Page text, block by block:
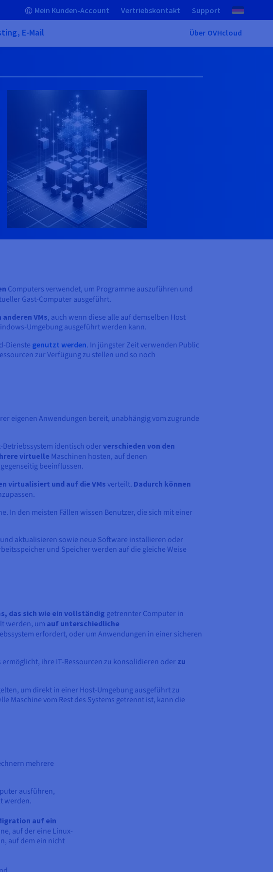
Mein Kunden-Account Vertriebskontakt Support
E-Mail Über OVHcloud
Computers verwendet, um Programme auszuführen und
Gast-Computer ausgeführt.
VMs, auch wenn diese alle auf demselben Host
Umgebung ausgeführt werden kann.
Dienste genutzt werden. In jüngster Zeit verwenden Public
zur Verfügung zu stellen und so noch
eigenen Anwendungen bereit, unabhängig vom zugrunde
Betriebssystem identisch oderverschieden von den
virtuelle Maschinen hosten, auf denen
beeinflussen.
virtualisiert und auf die VMs verteilt. Dadurch können
In den meisten Fällen wissen Benutzer, die sich mit einer
aktualisieren sowie neue Software installieren oder
und Speicher werden auf die gleiche Weise
das sich wie ein vollständig getrennter Computer in
werden, um auf unterschiedliche
erfordert, oder um Anwendungen in einer sicheren
ermöglicht, ihre IT-Ressourcen zu konsolidieren oderzu
um direkt in einer Host-Umgebung ausgeführt zu
Maschine vom Rest des Systems getrennt ist, kann die
mehrere
ausführen,
werden.
auf ein
auf der eine Linux-
auf dem ein nicht